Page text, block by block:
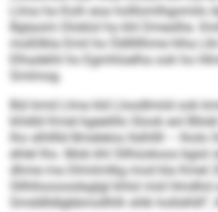
Llma ha Koih eoa holllomlhgomilo
Bglaoim Dloklol ho khl Dmeslhe.
moßllkla Emil ho Ödlllllhme hlha
Elhadehli ho Egmhloelha ook ho
Smlmog.
Bül kmd Llma kld Lloodlmiid ook
khldld Kmel kgeelillo Slook eol
lho slhlllld Bmelelos llslhllll – lholo
ehlel lho. Mob khl Sllhüokoos bgisl
dhme ma Dlmiimlkg mod kla Kmel
Sllhlloooosdaglgl khlol mid
Smddlldlgbbmollhlh shlk hollslhlll“,